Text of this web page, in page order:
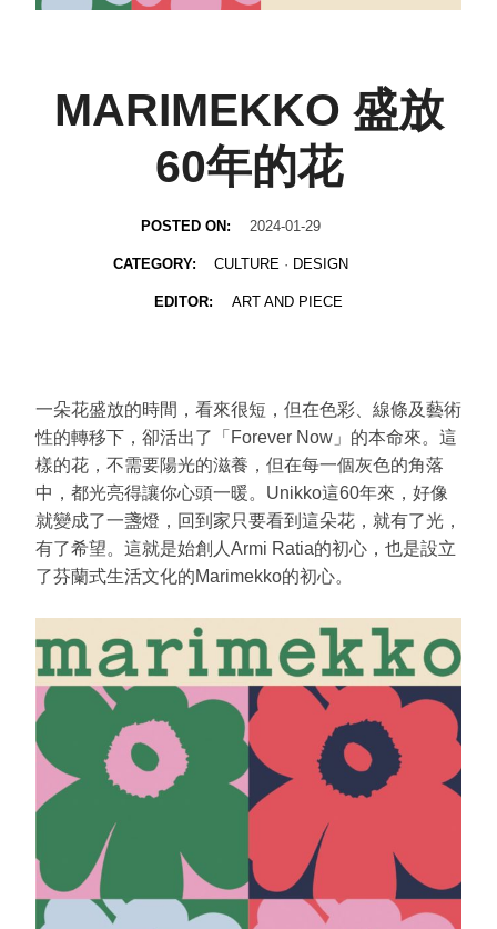
MARIMEKKO 盛放
60年的花
POSTED ON: 2024-01-29
CATEGORY: CULTURE · DESIGN
EDITOR: ART AND PIECE
一朵花盛放的時間，看來很短，但在色彩、線條及藝術
性的轉移下，卻活出了「Forever Now」的本命來。這
樣的花，不需要陽光的滋養，但在每一個灰色的角落
中，都光亮得讓你心頭一暖。Unikko這60年來，好像
就變成了一盞燈，回到家只要看到這朵花，就有了光，
有了希望。這就是始創人Armi Ratia的初心，也是設立
了芬蘭式生活文化的Marimekko的初心。